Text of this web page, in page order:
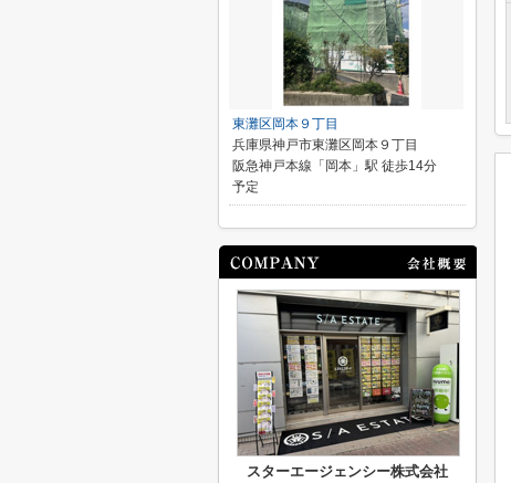
東灘区岡本９丁目
兵庫県神戸市東灘区岡本９丁目
阪急神戸本線「岡本」駅 徒歩14分
予定
スターエージェンシー株式会社